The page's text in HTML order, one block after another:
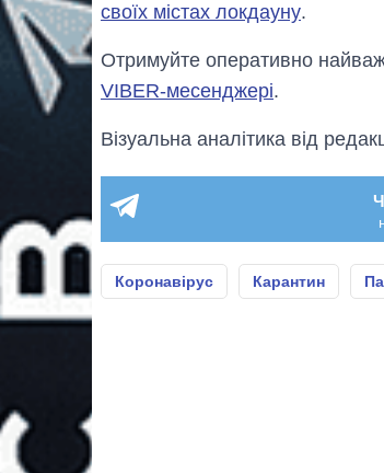
своїх містах локдауну.
Отримуйте оперативно
VIBER-месенджері.
Візуальна аналітика від
Коронавірус Карантин